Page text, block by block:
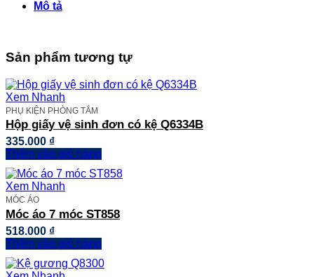
răng
Q8803
Mô tả
Sản phẩm tương tự
Xem Nhanh
PHỤ KIỆN PHÒNG TẮM
Hộp giấy vệ sinh đơn có kệ Q6334B
335.000 ₫
Thêm vào giỏ hàng
Xem Nhanh
MÓC ÁO
Móc áo 7 móc ST858
518.000 ₫
Thêm vào giỏ hàng